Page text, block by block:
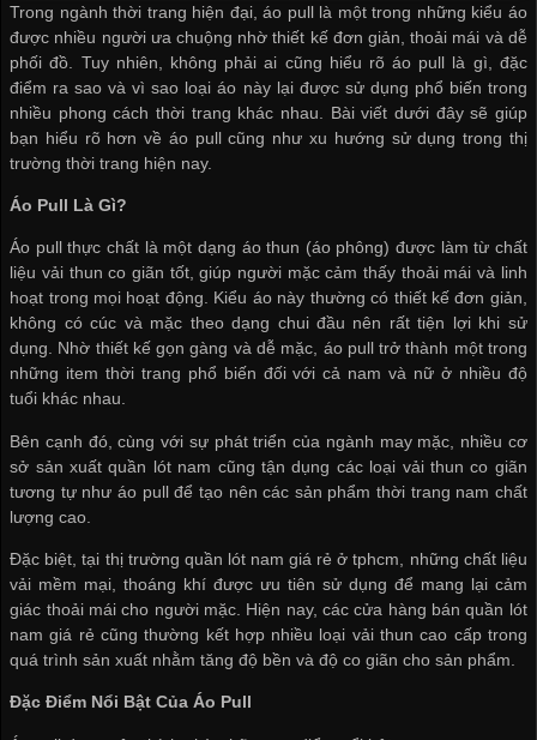
Trong ngành thời trang hiện đại, áo pull là một trong những kiểu áo
được nhiều người ưa chuộng nhờ thiết kế đơn giản, thoải mái và dễ
phối đồ. Tuy nhiên, không phải ai cũng hiểu rõ áo pull là gì, đặc
điểm ra sao và vì sao loại áo này lại được sử dụng phổ biến trong
nhiều phong cách thời trang khác nhau. Bài viết dưới đây sẽ giúp
bạn hiểu rõ hơn về áo pull cũng như xu hướng sử dụng trong thị
trường thời trang hiện nay.
Áo Pull Là Gì?
Áo pull thực chất là một dạng áo thun (áo phông) được làm từ chất
liệu vải thun co giãn tốt, giúp người mặc cảm thấy thoải mái và linh
hoạt trong mọi hoạt động. Kiểu áo này thường có thiết kế đơn giản,
không có cúc và mặc theo dạng chui đầu nên rất tiện lợi khi sử
dụng. Nhờ thiết kế gọn gàng và dễ mặc, áo pull trở thành một trong
những item thời trang phổ biến đối với cả nam và nữ ở nhiều độ
tuổi khác nhau.
Bên cạnh đó, cùng với sự phát triển của ngành may mặc, nhiều cơ
sở sản xuất quần lót nam cũng tận dụng các loại vải thun co giãn
tương tự như áo pull để tạo nên các sản phẩm thời trang nam chất
lượng cao.
Đặc biệt, tại thị trường quần lót nam giá rẻ ở tphcm , những chất liệu
vải mềm mại, thoáng khí được ưu tiên sử dụng để mang lại cảm
giác thoải mái cho người mặc. Hiện nay, các cửa hàng bán quần lót
nam giá rẻ cũng thường kết hợp nhiều loại vải thun cao cấp trong
quá trình sản xuất nhằm tăng độ bền và độ co giãn cho sản phẩm.
Đặc Điểm Nổi Bật Của Áo Pull